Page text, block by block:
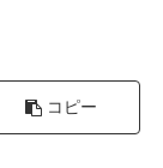
コピー